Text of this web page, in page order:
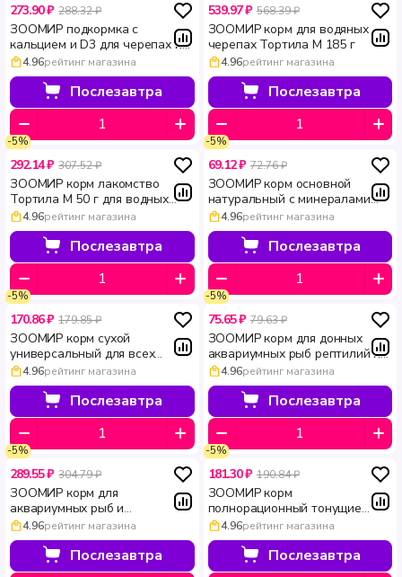
273.90 ₽ 288.32 ₽
ЗООМИР подкормка с
кальцием и D3 для черепах и
других рептилий Минеральный
MIX 100 г
4.96рейтинг магазина
Послезавтра
539.97 ₽ 568.39 ₽
ЗООМИР корм для водяных
черепах Тортила М 185 г
4.96рейтинг магазина
Послезавтра
-5%
292.14 ₽ 307.52 ₽
ЗООМИР корм лакомство
Тортила М 50 г для водных
черепах
4.96рейтинг магазина
Послезавтра
-5%
69.12 ₽ 72.76 ₽
ЗООМИР корм основной
натуральный с минералами
для укрепления панциря для
водяных и сухопутных черепах
Торти 15 г
4.96рейтинг магазина
Послезавтра
-5%
170.86 ₽ 179.85 ₽
ЗООМИР корм сухой
универсальный для всех
черепах Торти 100 мл 17 г
4.96рейтинг магазина
Послезавтра
-5%
75.65 ₽ 79.63 ₽
ЗООМИР корм для донных
аквариумных рыб рептилий и
земноводных тонущие гранулы
40 г
4.96рейтинг магазина
Послезавтра
-5%
289.55 ₽ 304.79 ₽
ЗООМИР корм для
аквариумных рыб и
земноводных тонущие гранулы
универсальный основной 250
мл 130 г
4.96рейтинг магазина
Послезавтра
-5%
181.30 ₽ 190.84 ₽
ЗООМИР корм
полнорационный тонущие
гранулы для рыб рептилий и
земноводных 100 мл 50 г
4.96рейтинг магазина
Послезавтра